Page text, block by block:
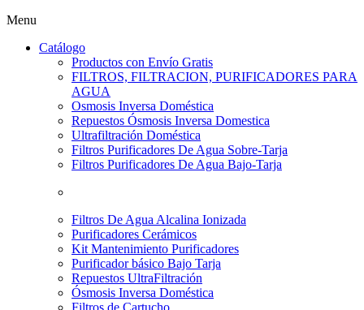
Menu
Catálogo
Productos con Envío Gratis
FILTROS, FILTRACION, PURIFICADORES PARA
AGUA
Osmosis Inversa Doméstica
Repuestos Ósmosis Inversa Domestica
Ultrafiltración Doméstica
Filtros Purificadores De Agua Sobre-Tarja
Filtros Purificadores De Agua Bajo-Tarja
Filtros De Agua Alcalina Ionizada
Purificadores Cerámicos
Kit Mantenimiento Purificadores
Purificador básico Bajo Tarja
Repuestos UltraFiltración
Ósmosis Inversa Doméstica
Filtros de Cartucho